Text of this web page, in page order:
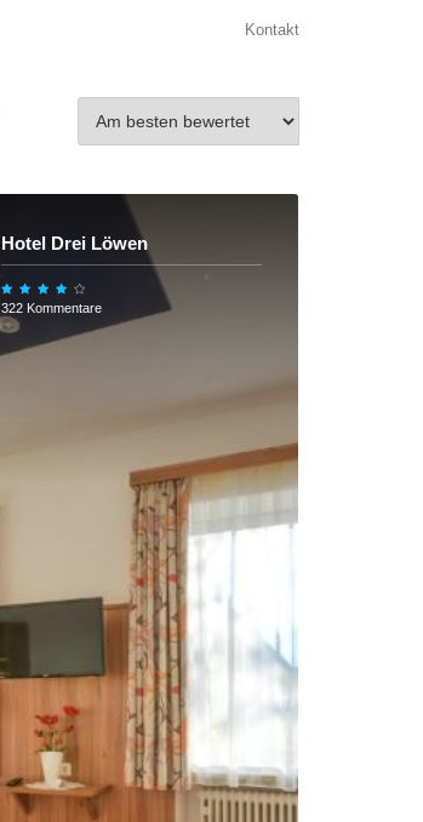
Kontakt
Hotel Drei Löwen
322 Kommentare